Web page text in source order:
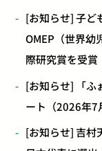
[お知らせ] 子ど
OMEP（世界幼
際研究賞を受賞
[お知らせ] 「ふ
ート（2026年7
[お知らせ] 吉村